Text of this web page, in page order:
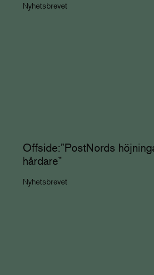
Nyhetsbrevet
Offside:”PostNords
hårdare”
Nyhetsbrevet